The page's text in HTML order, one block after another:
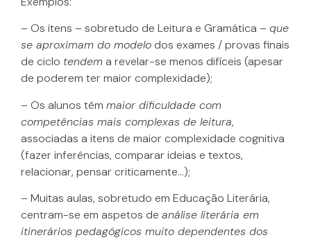
– Os itens – sobretudo de Leitura e Gramática – que
se aproximam do modelo dos exames / provas finais
de ciclo tendema revelar-se menos difíceis (apesar
de poderem ter maior complexidade);
– Os alunos têm maior dificuldade com
competências mais complexas de leitura,
associadas a itens de maior complexidade cognitiva
(fazer inferências, comparar ideias e textos,
relacionar, pensar criticamente…);
– Muitas aulas, sobretudo em Educação Literária,
centram-se em aspetos de análise literária em
itinerários pedagógicos muito dependentes dos